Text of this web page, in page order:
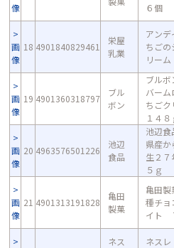
像
６個
画
像
18 4901840829461
栄屋
乳業
アン
ちごの
リー
画
像
19 4901360318797
ブル
ボン
ブル
バーム
ちご
１４８
画
像
20 4963576501226
池辺
食品
池辺
県産か
生２
５ｇ
画
像
21 4901313191828
亀田
製菓
亀田
種チョ
イト
ネス
ネス